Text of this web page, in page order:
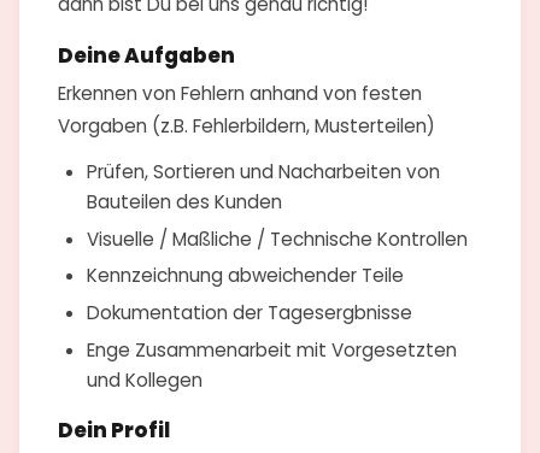
Deine Aufgaben
Erkennen von Fehlern anhand von festen
Vorgaben (z.B. Fehlerbildern, Musterteilen)
Prüfen, Sortieren und Nacharbeiten von
Bauteilen des Kunden
Visuelle / Maßliche / Technische Kontrollen
Kennzeichnung abweichender Teile
Dokumentation der Tagesergbnisse
Enge Zusammenarbeit mit Vorgesetzten
und Kollegen
Dein Profil